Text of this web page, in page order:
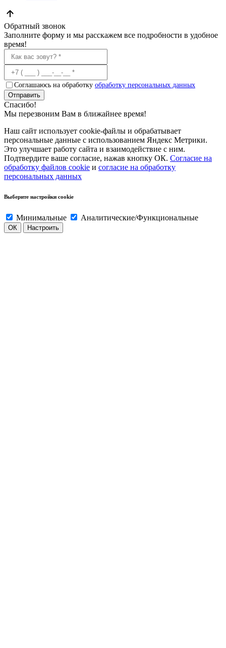
Обратный звонок
Заполните форму и мы расскажем все подробности в удобное
время!
Соглашаюсь на обработку обработку персональных данных
Отправить
Спасибо!
Мы перезвоним Вам в ближайнее время!
Наш сайт использует cookie-файлы и обрабатывает
персональные данные с использованием Яндекс Метрики.
Это улучшает работу сайта и взаимодействие с ним.
Подтвердите ваше согласие, нажав кнопку ОК. Согласие на
обработку файлов cookie и согласие на обработку
персональных данных
Выберите настройки cookie
Минимальные Аналитические/Функциональные
ОК Настроить